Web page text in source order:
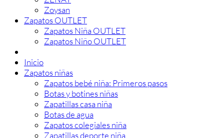
Zoysan
Zapatos OUTLET
Zapatos Niña OUTLET
Zapatos Niño OUTLET
Inicio
Zapatos niñas
Zapatos bebé niña: Primeros pasos
Botas y botines niñas
Zapatillas casa niña
Botas de agua
Zapatos colegiales niña
Zapatillas deporte niña